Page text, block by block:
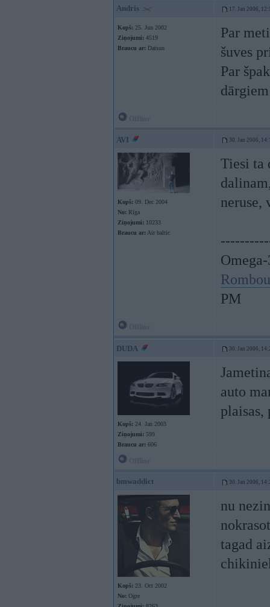
Andris 17. Jan 2006,
Kopš: 25. Jun 2002
Ziņojumi: 4519
Braucu ar: Datsun
Par
šuves
Par
AVI 30. Jan 2006,
Kopš: 09. Dec 2004
No: Rīga
Ziņojumi: 10233
Braucu ar: Air baltic
Tiesi ta
neruse,
PM
DUDA 30. Jan 2006,
Kopš: 24. Jan 2003
Ziņojumi: 599
Braucu ar: 606
auto
plaisas,
bmwaddict 30. Jan 2006,
Kopš: 23. Oct 2002
No: Ogre
nu
tagad